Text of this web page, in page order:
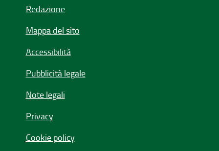
Redazione
Mappa del sito
Accessibilità
Pubblicità legale
Note legali
Privacy
Cookie policy